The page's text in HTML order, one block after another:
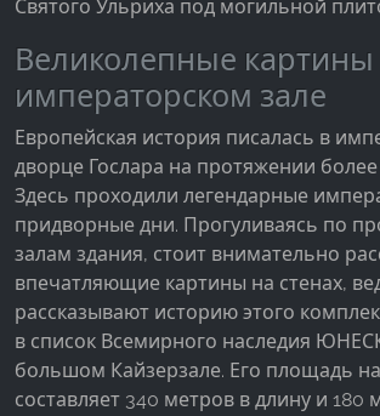
Святого Ульриха под могильной
Великолепные картины
императорском зале
Европейская история писалась в
дворце Гослара на протяжении более
Здесь проходили легендарные
придворные дни. Прогуливаясь по
залам здания, стоит внимательно
впечатляющие картины на стенах,
рассказывают историю этого
в список Всемирного наследия
большом Кайзерзале. Его площадь
составляет 340 метров в длину и 180
СТАТИСТИКА
Статистические Cookies
анонимно. Эта информация
понять, как наши посетители
сайт.
Google Analytics
Name:
_ga, _gid, _gac_gb_
Provider:
Google LLC